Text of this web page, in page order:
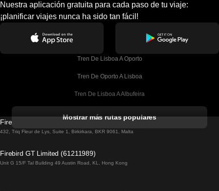
Nuestra aplicación gratuita para cada paso de tu viaje:
¡planificar viajes nunca ha sido tan fácil!
Tren De Lisboa A Oporto
Tren De Oporto A Lisboa
Tren De Lisboa A Albufeira
Tren De Lisboa A Lagos
Tren De Lisboa A Madrid
Mostrar más rutas populares
Firebird GT Limited (OC 1451)
432, Triq Fleur de Lys, Suite 1, Birkirkara, BKR 9061, Malta
Firebird GT Limited (61211989)
Unit G 15/F Tal Building 49 Austin Road, KL, Hong Kong